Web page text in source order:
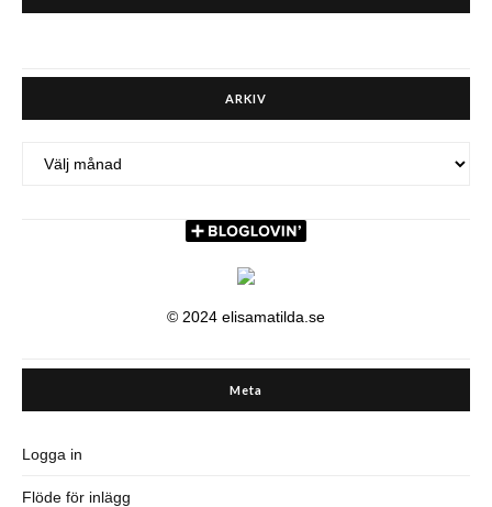
ARKIV
© 2024 elisamatilda.se
Meta
Logga in
Flöde för inlägg